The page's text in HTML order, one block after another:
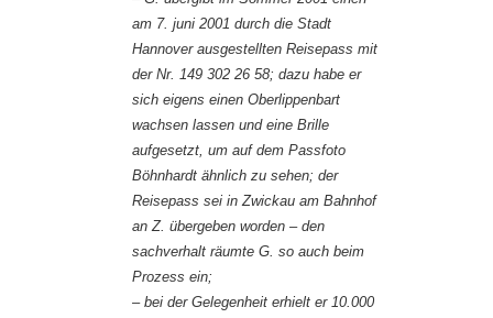
am 7. juni 2001 durch die Stadt
Hannover ausgestellten Reisepass mit
der Nr. 149 302 26 58; dazu habe er
sich eigens einen Oberlippenbart
wachsen lassen und eine Brille
aufgesetzt, um auf dem Passfoto
Böhnhardt ähnlich zu sehen; der
Reisepass sei in Zwickau am Bahnhof
an Z. übergeben worden – den
sachverhalt räumte G. so auch beim
Prozess ein;
– bei der Gelegenheit erhielt er 10.000